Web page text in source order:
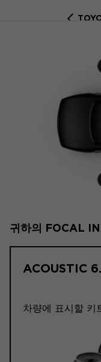
귀하의 FOCAL
ACOUSTIC
차량에 표시할 키